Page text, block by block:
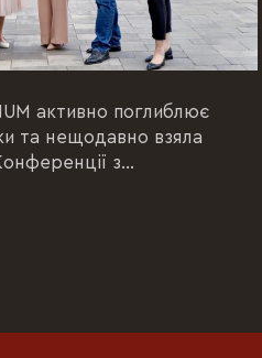
активно поглиблює
та нещодавно взяла
з